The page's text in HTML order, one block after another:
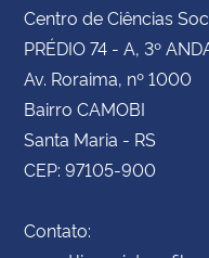
Centro de Ciências
PRÉDIO 74 - A, 3º
Av. Roraima, nº 1000
Bairro CAMOBI
Santa Maria - RS
CEP: 97105-900
Contato: